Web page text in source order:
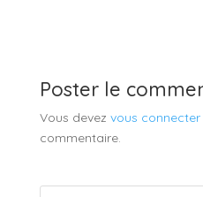
Poster le
Vous devez vous connecter
commentaire.